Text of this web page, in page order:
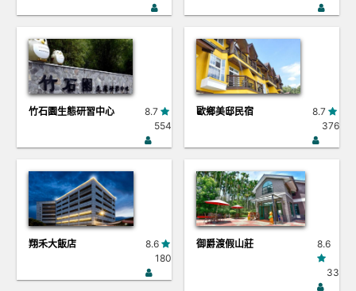
竹石園生態研習中心
8.7
554
歐鄉美邸民宿
8.7
376
翔禾大飯店
8.6
180
御爵渡假山莊 8.6
33